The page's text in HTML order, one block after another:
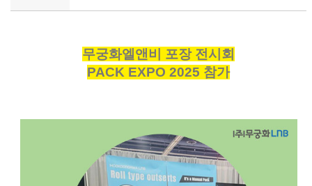
무궁화엘앤비 포장 전시회
PACK EXPO 2025 참가